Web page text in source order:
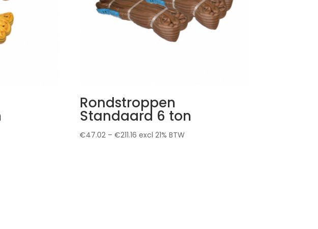
Rondstroppen
Standaard 6 ton
€47.02 –€211.16 excl 21% BTW